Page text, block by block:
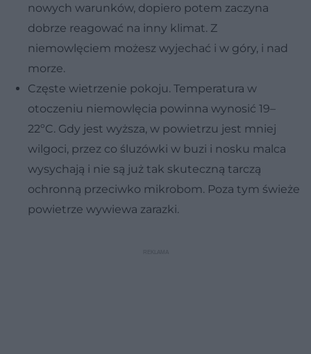
nowych warunków, dopiero potem zaczyna
dobrze reagować na inny klimat. Z
niemowlęciem możesz wyjechać i w góry, i nad
morze.
Częste wietrzenie pokoju. Temperatura w
otoczeniu niemowlęcia powinna wynosić 19–
22ºC. Gdy jest wyższa, w powietrzu jest mniej
wilgoci, przez co śluzówki w buzi i nosku malca
wysychają i nie są już tak skuteczną tarczą
ochronną przeciwko mikrobom. Poza tym świeże
powietrze wywiewa zarazki.